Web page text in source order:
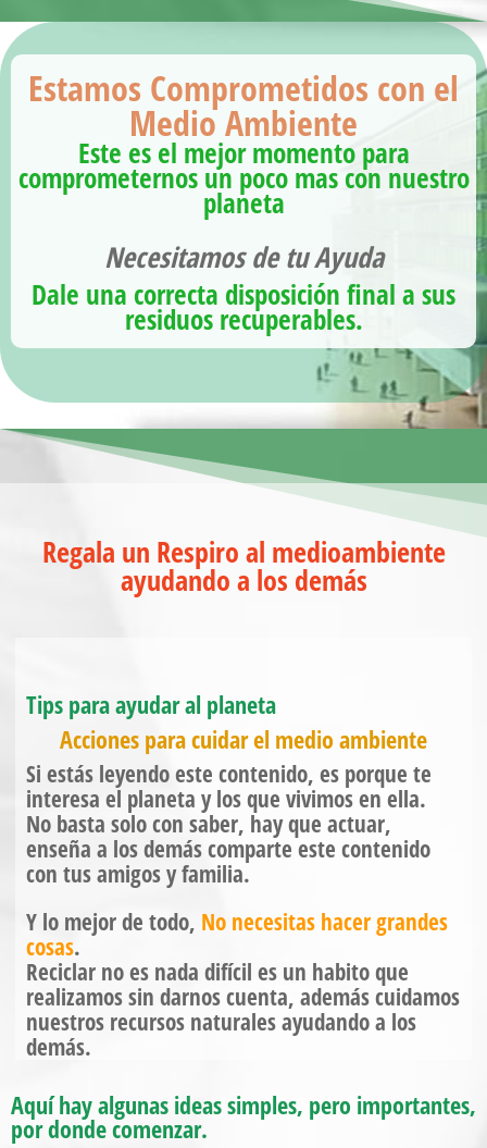
Estamos Comprometidos con el
Medio Ambiente
Este es el mejor momento para
comprometernos un poco mas con nuestro
planeta
Necesitamos de tu Ayuda
Dale una correcta disposición final a sus
residuos recuperables.
Regala un Respiro al medioambiente
ayudando a los demás
Tips para ayudar al planeta
Acciones para cuidar el medio ambiente
Si estás leyendo este contenido, es porque te
interesa el planeta y los que vivimos en ella.
No basta solo con saber, hay que actuar,
enseña a los demás comparte este contenido
con tus amigos y familia.
Y lo mejor de todo, No necesitas hacer grandes
cosas.
Reciclar no es nada difícil es un habito que
realizamos sin darnos cuenta, además cuidamos
nuestros recursos naturales ayudando a los
demás.
Aquí hay algunas ideas simples, pero importantes,
por donde comenzar.